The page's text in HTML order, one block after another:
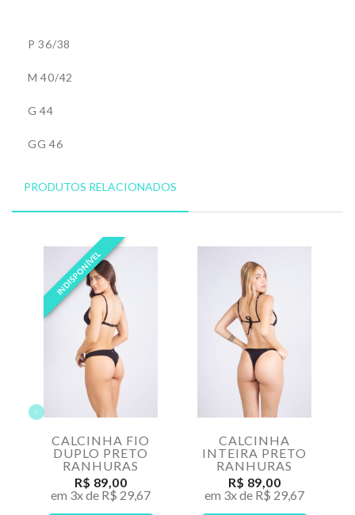
P 36/38
M 40/42
G 44
GG 46
PRODUTOS RELACIONADOS
INDISPONÍVEL
CALCINHA FIO
DUPLO PRETO
RANHURAS
R$ 89,00
em 3x de R$ 29,67
CALCINHA
INTEIRA PRETO
RANHURAS
R$ 89,00
em 3x de R$ 29,67